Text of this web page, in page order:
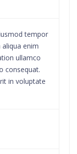
tempor
enim
ullamco
consequat.
in voluptate